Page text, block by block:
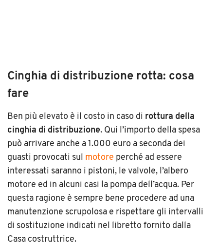
Cinghia di distribuzione rotta: cosa
fare
Ben più elevato è il costo in caso di rottura della
cinghia di distribuzione. Qui l’importo della spesa
può arrivare anche a 1.000 euro a seconda dei
guasti provocati sul motore perché ad essere
interessati saranno i pistoni, le valvole, l’albero
motore ed in alcuni casi la pompa dell’acqua. Per
questa ragione è sempre bene procedere ad una
manutenzione scrupolosa e rispettare gli intervalli
di sostituzione indicati nel libretto fornito dalla
Casa costruttrice.